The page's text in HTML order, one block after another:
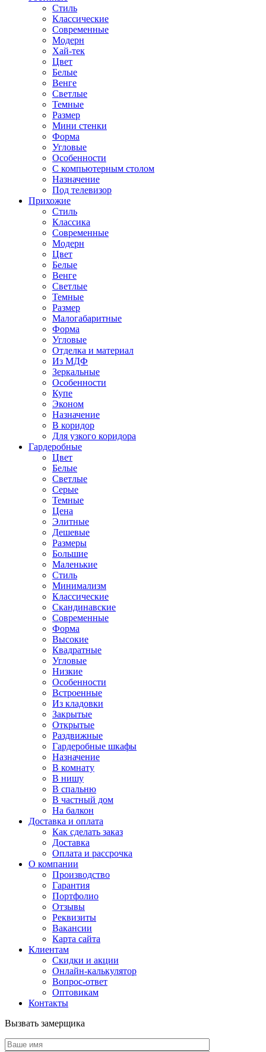
Стиль
Классические
Современные
Модерн
Хай-тек
Цвет
Белые
Венге
Светлые
Темные
Размер
Мини стенки
Форма
Угловые
Особенности
С компьютерным столом
Назначение
Под телевизор
Прихожие
Стиль
Классика
Современные
Модерн
Цвет
Белые
Венге
Светлые
Темные
Размер
Малогабаритные
Форма
Угловые
Отделка и материал
Из МДФ
Зеркальные
Особенности
Купе
Эконом
Назначение
В коридор
Для узкого коридора
Гардеробные
Цвет
Белые
Светлые
Серые
Темные
Цена
Элитные
Дешевые
Размеры
Большие
Маленькие
Стиль
Минимализм
Классические
Скандинавские
Современные
Форма
Высокие
Квадратные
Угловые
Низкие
Особенности
Встроенные
Из кладовки
Закрытые
Открытые
Раздвижные
Гардеробные шкафы
Назначение
В комнату
В нишу
В спальню
В частный дом
На балкон
Доставка и оплата
Как сделать заказ
Доставка
Оплата и рассрочка
О компании
Производство
Гарантия
Портфолио
Отзывы
Реквизиты
Вакансии
Карта сайта
Клиентам
Скидки и акции
Онлайн-калькулятор
Вопрос-ответ
Оптовикам
Контакты
Вызвать замерщика